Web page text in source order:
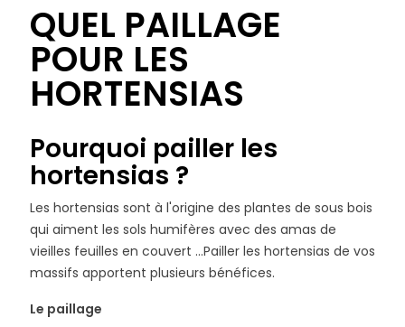
QUEL PAILLAGE
POUR LES
HORTENSIAS
Pourquoi pailler les
hortensias ?
Les hortensias sont à l'origine des plantes de sous bois
qui aiment les sols humifères avec des amas de
vieilles feuilles en couvert ...Pailler les hortensias de vos
massifs apportent plusieurs bénéfices.
Le paillage